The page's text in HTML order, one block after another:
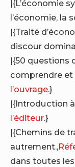
|{L’économie
l’économie, la
|{Traité
discour
|{50 questions
comprendre et
l’ouvrage.}
|{Introduction à
l’éditeur.}
|{Chemins de
autrement.,
dans toutes